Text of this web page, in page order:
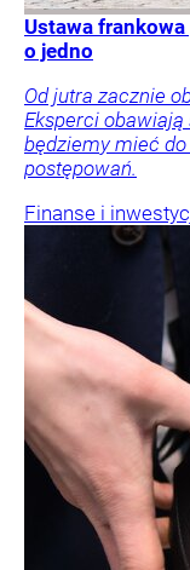
Ustawa
o jedno
Od jutra zacznie
Eksperci
będziemy mieć
postępowań.
Finanse i